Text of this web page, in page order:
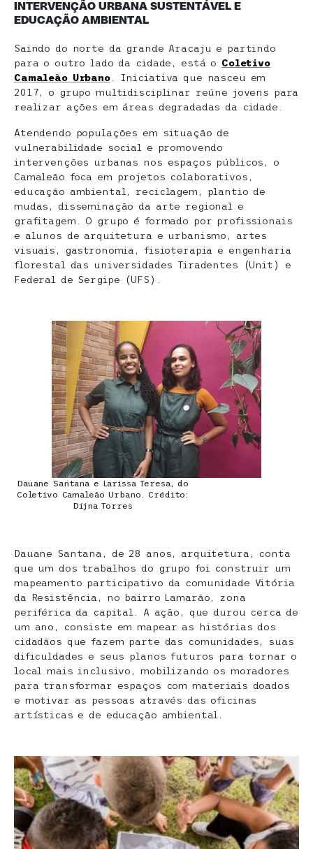
INTERVENÇÃO URBANA SUSTENTÁVEL E
EDUCAÇÃO AMBIENTAL
Saindo do norte da grande Aracaju e partindo
para o outro lado da cidade, está o Coletivo
Camaleão Urbano. Iniciativa que nasceu em
2017, o grupo multidisciplinar reúne jovens para
realizar ações em áreas degradadas da cidade.
Atendendo populações em situação de
vulnerabilidade social e promovendo
intervenções urbanas nos espaços públicos, o
Camaleão foca em projetos colaborativos,
educação ambiental, reciclagem, plantio de
mudas, disseminação da arte regional e
grafitagem. O grupo é formado por profissionais
e alunos de arquitetura e urbanismo, artes
visuais, gastronomia, fisioterapia e engenharia
florestal das universidades Tiradentes (Unit) e
Federal de Sergipe (UFS).
Dauane Santana e Larissa Teresa, do
Coletivo Camaleão Urbano. Crédito:
Díjna Torres
Dauane Santana, de 28 anos, arquitetura, conta
que um dos trabalhos do grupo foi construir um
mapeamento participativo da comunidade Vitória
da Resistência, no bairro Lamarão, zona
periférica da capital. A ação, que durou cerca de
um ano, consiste em mapear as histórias dos
cidadãos que fazem parte das comunidades, suas
dificuldades e seus planos futuros para tornar o
local mais inclusivo, mobilizando os moradores
para transformar espaços com materiais doados
e motivar as pessoas através das oficinas
artísticas e de educação ambiental.